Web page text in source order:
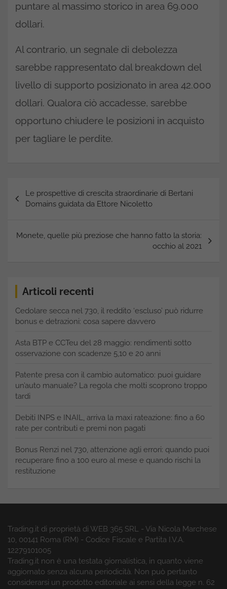
puntare al massimo storico in area 69.000
dollari.
Al contrario, un segnale di debolezza
sarebbe rappresentato dal breakdown del
livello di supporto posizionato in area 42.000
dollari. Qualora ciò accadesse, sarebbe
opportuno chiudere le posizioni in acquisto
per tagliare le perdite.
Navigazione
articoli
Le prospettive di crescita straordinarie di Bertani
Domains guidata da Ettore Nicoletto
Monete, quelle più preziose che hanno fatto la storia:
occhio al 2021
Articoli recenti
Cedolare secca nel 730, il reddito ‘escluso’ può ridurre
bonus e detrazioni: cosa sapere davvero
Asta BTP e CCTeu del 28 maggio: rendimenti sotto
osservazione con scadenze 5,10 e 20 anni
Patente presa con il cambio automatico: puoi guidare
un’auto manuale? La regola che molti scoprono troppo
tardi
Debiti INPS e INAIL, arriva la maxi rateazione: fino a 60
rate per contributi e premi non pagati
Bonus Renzi nel 730, attenzione agli errori: quando puoi
recuperare fino a 100 euro al mese e quando rischi la
restituzione
Trading.it di proprietà di WEB 365 SRL - Via Nicola Marchese
10, 00141 Roma (RM) - Codice Fiscale e Partita I.V.A.
12279101005
Trading.it non è una testata giornalistica, in quanto viene
aggiornato senza alcuna periodicità. Non può pertanto
considerarsi un prodotto editoriale ai sensi della legge n. 62